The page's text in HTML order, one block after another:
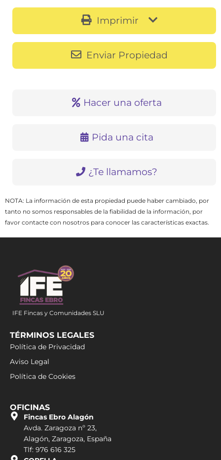
Imprimir
Enviar Propiedad
Hacer una oferta
Pida una cita
¿Te llamamos?
NOTA: La información de esta propiedad puede haber cambiado, por
tanto no somos responsables de la fiabilidad de la información, por
favor contacte con nosotros para conocer las características exactas.
IFE Fincas y Comunidades SLU
TÉRMINOS LEGALES
Política de Privacidad
Aviso Legal
Política de Cookies
OFICINAS
Fincas Ebro Alagón
Avda. Zaragoza nº 23,
Alagón, Zaragoza, España
Tlf: 976 616 325